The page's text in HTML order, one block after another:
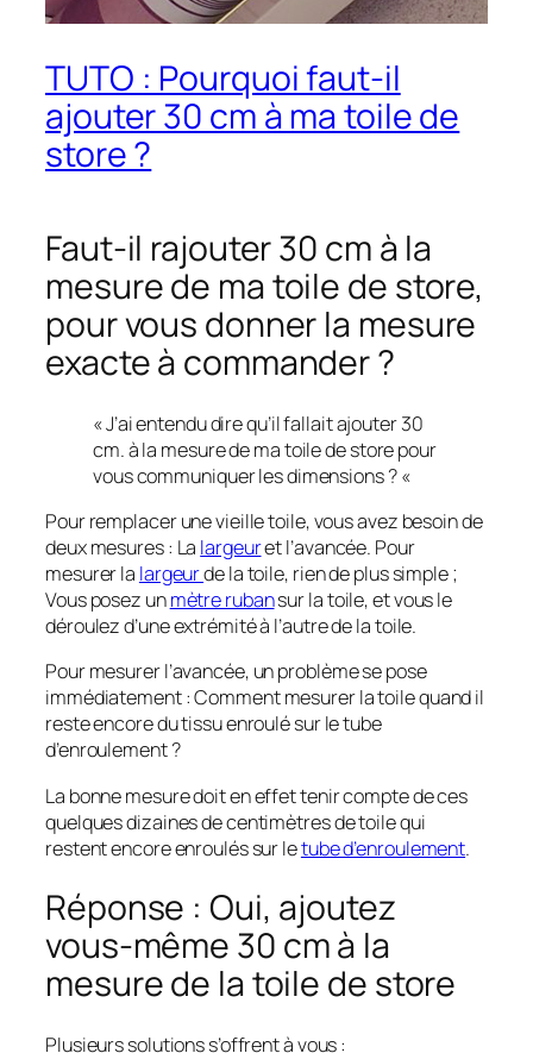
TUTO : Pourquoi faut-il
ajouter 30 cm à ma toile de
store ?
Faut-il rajouter 30 cm à la
mesure de ma toile de store,
pour vous donner la mesure
exacte à commander ?
« J’ai entendu dire qu’il fallait ajouter 30
cm. à la mesure de ma toile de store pour
vous communiquer les dimensions ? «
Pour remplacer une vieille toile, vous avez besoin de
deux mesures : La largeuret l’avancée. Pour
mesurer la largeurde la toile, rien de plus simple ;
Vous posez unmètre rubansur la toile, et vous le
déroulez d’une extrémité à l’autre de la toile.
Pour mesurer l’avancée, un problème se pose
immédiatement : Comment mesurer la toile quand il
reste encore du tissu enroulé sur le tube
d’enroulement ?
La bonne mesure doit en effet tenir compte de ces
quelques dizaines de centimètres de toile qui
restent encore enroulés sur letube d’enroulement.
Réponse : Oui, ajoutez
vous-même 30 cm à la
mesure de la toile de store
Plusieurs solutions s’offrent à vous :